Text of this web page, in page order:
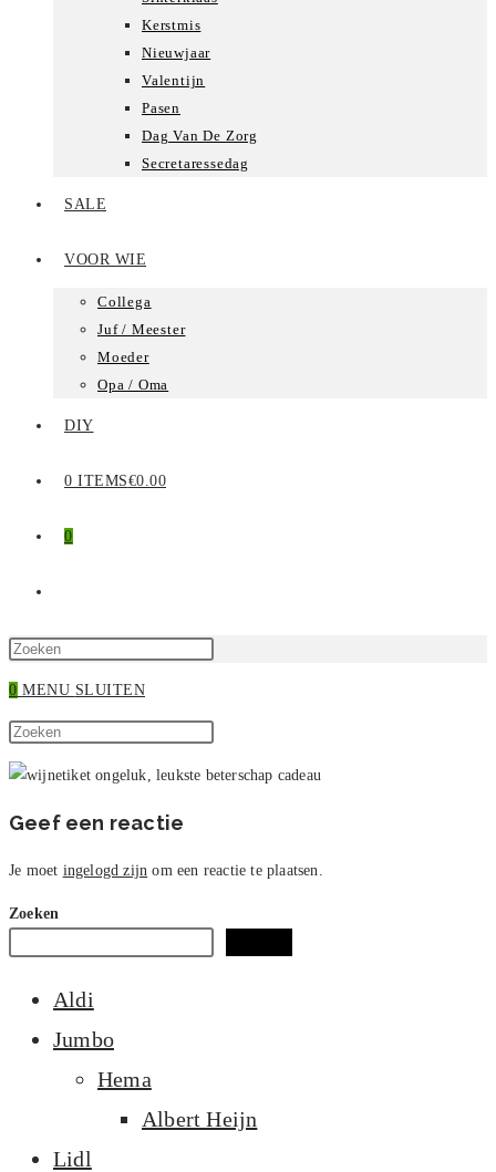
Kerstmis
Nieuwjaar
Valentijn
Pasen
Dag Van De Zorg
Secretaressedag
SALE
VOOR WIE
Collega
Juf / Meester
Moeder
Opa / Oma
DIY
0 ITEMS€0.00
0
ZOEKEN
zoekpaneel
0 MENU SLUITEN
Zoek
op
site
zoekpaneel
sluiten.
Geef een reactie
Je moet ingelogd zijn om een reactie te plaatsen.
Zoeken
Aldi
Jumbo
Hema
Albert Heijn
Lidl